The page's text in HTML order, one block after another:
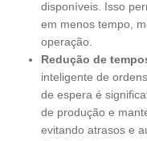
disponíveis. Isso
em menos tempo,
operação.
Redução de
inteligente de
de espera é
de produção e
evitando atrasos e